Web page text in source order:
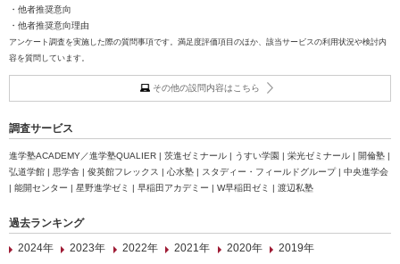
・他者推奨意向
・他者推奨意向理由
アンケート調査を実施した際の質問事項です。満足度評価項目のほか、該当サービスの利用状況や検討内
容を質問しています。
その他の設問内容はこちら
調査サービス
進学塾ACADEMY／進学塾QUALIER | 茨進ゼミナール | うすい学園 | 栄光ゼミナール | 開倫塾 |
弘道学館 | 思学舎 | 俊英館フレックス | 心水塾 | スタディー・フィールドグループ | 中央進学会
| 能開センター | 星野進学ゼミ | 早稲田アカデミー | W早稲田ゼミ | 渡辺私塾
過去ランキング
2024年
2023年 2022年 2021年 2020年 2019年